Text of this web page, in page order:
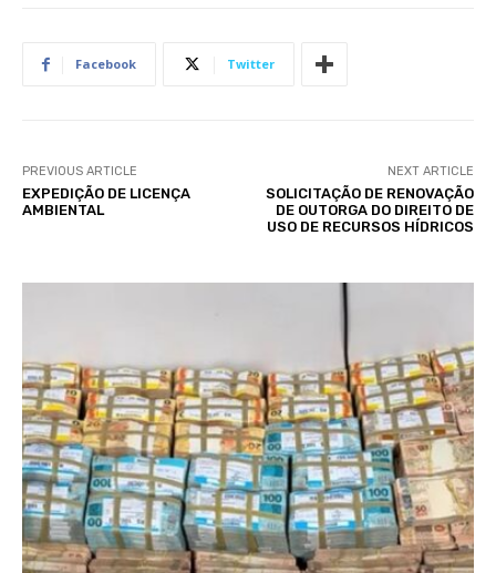
Facebook Twitter
PREVIOUS ARTICLE
EXPEDIÇÃO DE LICENÇA
AMBIENTAL
NEXT ARTICLE
SOLICITAÇÃO DE RENOVAÇÃO
DE OUTORGA DO DIREITO DE
USO DE RECURSOS HÍDRICOS